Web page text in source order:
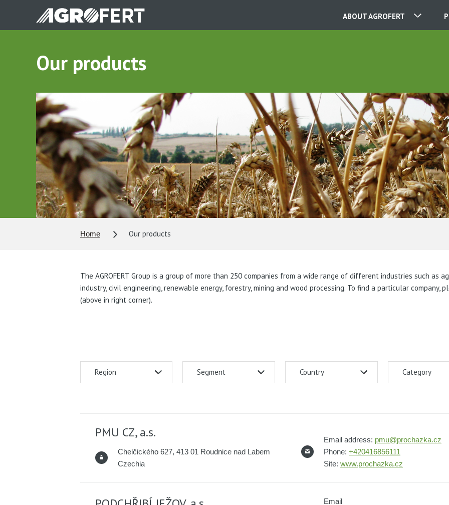
main
ABOUT AGROFERT
CONTACT
ABOUT US
CAREER
NEWS
Our products
Home Our products
The AGROFERT Group is a group of more than 250 companies from a wide range of different industries such as
industry, civil engineering, renewable energy, forestry, mining and wood processing. To find a particular
(above in right corner).
Region Segment Country Category
PMU CZ, a.s.
Chelčického 627, 413 01 Roudnice nad Labem
Czechia
Email address: pmu@prochazka.cz
Phone: +420416856111
Site: www.prochazka.cz
Email